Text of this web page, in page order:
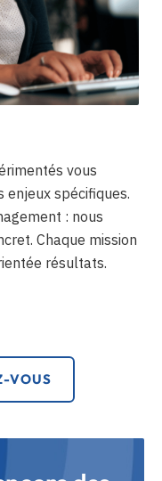
vous
enjeux spécifiques.
: nous
Chaque mission
résultats.
VOUS